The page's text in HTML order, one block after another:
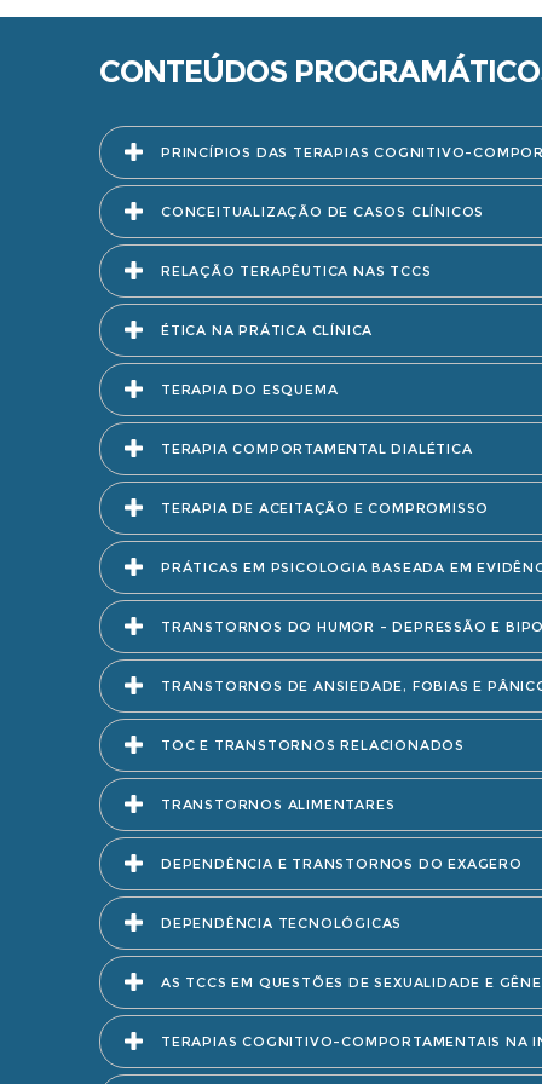
CONTEÚDOS
PRINCÍPIOS DAS TERAPIAS COGNITIVO-
CONCEITUALIZAÇÃO DE CASOS CLÍNICOS
RELAÇÃO TERAPÊUTICA NAS TCCS
ÉTICA NA PRÁTICA CLÍNICA
TERAPIA DO ESQUEMA
TERAPIA COMPORTAMENTAL DIALÉTICA
TERAPIA DE ACEITAÇÃO E COMPROMISSO
PRÁTICAS EM PSICOLOGIA BASEADA EM
TRANSTORNOS DO HUMOR - DEPRESSÃO E
TRANSTORNOS DE ANSIEDADE, FOBIAS E
TOC E TRANSTORNOS RELACIONADOS
TRANSTORNOS ALIMENTARES
DEPENDÊNCIA E TRANSTORNOS DO EXAGERO
DEPENDÊNCIA TECNOLÓGICAS
AS TCCS EM QUESTÕES DE SEXUALIDADE E
TERAPIAS COGNITIVO-COMPORTAMENTAIS NA